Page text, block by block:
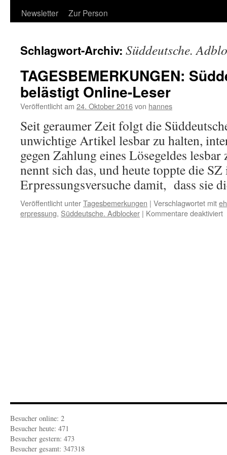
Newsletter
Zur Person
Schlagwort-Archiv: Süddeutsche.
TAGESBEMERKUNGEN:
belästigt Online-Leser
Veröffentlicht am 24. Oktober 2016von hannes
Seit geraumer Zeit folgt die
unwichtige Artikel lesbar zu halten,
gegen Zahlung eines Lösegeldes lesbar
nennt sich das, und heute toppte die SZ
Erpressungsversuche damit, dass sie
Veröffentlicht unterTagesbemerkungen | Verschlagwortet mit
erpressung, Süddeutsche. Adblocker | Kommentare deaktiviert
Besucher online: 2
Besucher heute: 471
Besucher gestern: 473
Besucher gesamt: 347318